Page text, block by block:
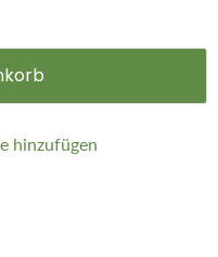
hinzufügen